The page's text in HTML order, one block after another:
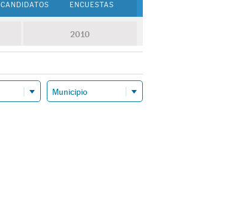
CANDIDATOS ENCUESTAS
2010